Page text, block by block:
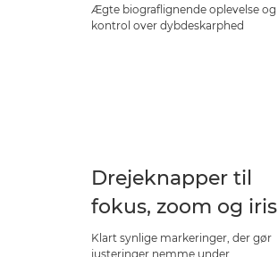
Ægte biograflignende oplevelse og
kontrol over dybdeskarphed
Drejeknapper til
fokus, zoom og iris
Klart synlige markeringer, der gør
justeringer nemme under